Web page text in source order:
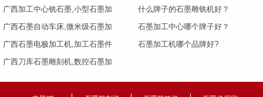
广西加工中心铣石墨,小型石墨加
广西石墨自动车床,微米级石墨加
广西石墨电极加工机,加工石墨件
广西刀库石墨雕刻机,数控石墨加
什么牌子的石墨雕铣机好？
石墨加工中心哪个牌子好？
石墨加工机哪个品牌好?